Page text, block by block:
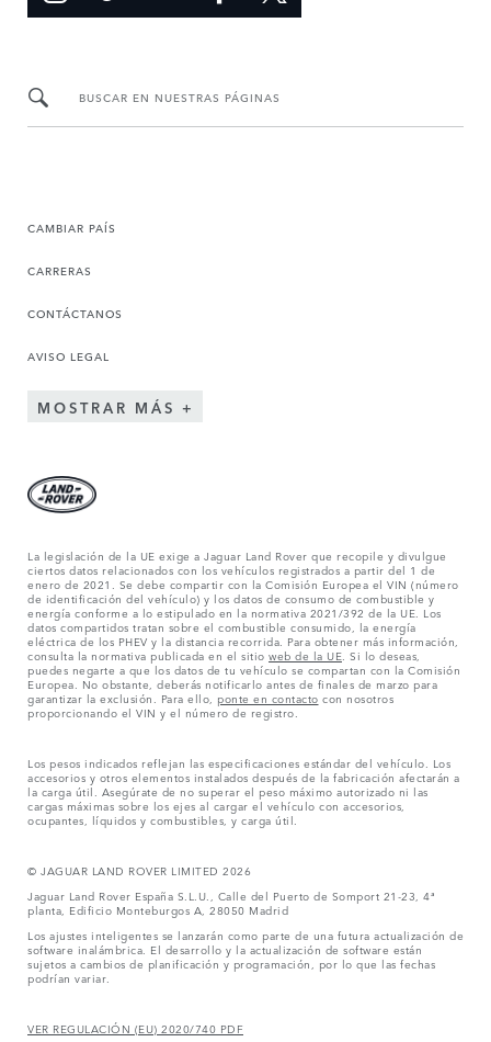
BUSCAR EN NUESTRAS PÁGINAS
CAMBIAR PAÍS
CARRERAS
CONTÁCTANOS
AVISO LEGAL
MOSTRAR MÁS
La legislación de la UE exige a Jaguar Land Rover que recopile y divulgue
ciertos datos relacionados con los vehículos registrados a partir del 1 de
enero de 2021. Se debe compartir con la Comisión Europea el VIN (número
de identificación del vehículo) y los datos de consumo de combustible y
energía conforme a lo estipulado en la normativa 2021/392 de la UE. Los
datos compartidos tratan sobre el combustible consumido, la energía
eléctrica de los PHEV y la distancia recorrida. Para obtener más información,
consulta la normativa publicada en el sitio web de la UE . Si lo deseas,
puedes negarte a que los datos de tu vehículo se compartan con la Comisión
Europea. No obstante, deberás notificarlo antes de finales de marzo para
garantizar la exclusión. Para ello, ponte en contacto con nosotros
proporcionando el VIN y el número de registro.
Los pesos indicados reflejan las especificaciones estándar del vehículo. Los
accesorios y otros elementos instalados después de la fabricación afectarán a
la carga útil. Asegúrate de no superar el peso máximo autorizado ni las
cargas máximas sobre los ejes al cargar el vehículo con accesorios,
ocupantes, líquidos y combustibles, y carga útil.
© JAGUAR LAND ROVER LIMITED 2026
Jaguar Land Rover España S.L.U., Calle del Puerto de Somport 21-23, 4ª
planta, Edificio Monteburgos A, 28050 Madrid
Los ajustes inteligentes se lanzarán como parte de una futura actualización de
software inalámbrica. El desarrollo y la actualización de software están
sujetos a cambios de planificación y programación, por lo que las fechas
podrían variar.
VER REGULACIÓN (EU) 2020/740 PDF